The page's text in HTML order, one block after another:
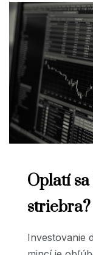
Oplatí
striebra?
Investovanie